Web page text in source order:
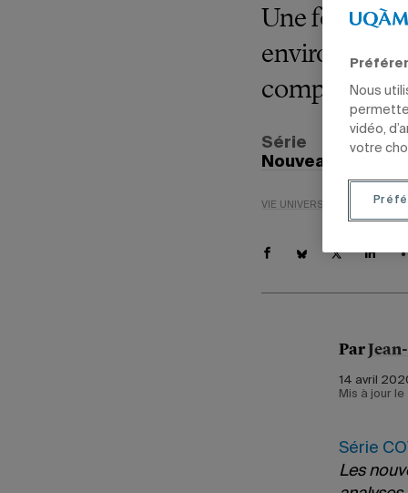
Une
compter du 1er
Série
Nouveaux
VIE UNIVERSITAIRE
Par
14 avril
Mis à jour
Série
Les
Nous
vidéo,
votre